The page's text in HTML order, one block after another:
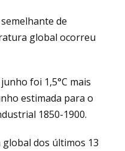
de
global ocorreu
foi 1,5°C mais
estimada para o
1850-1900.
dos últimos 13